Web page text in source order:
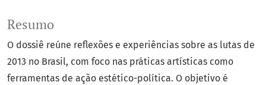
Resumo
O dossiê reúne reflexões e experiências sobre as lutas de
2013 no Brasil, com foco nas práticas artísticas como
ferramentas de ação estético-política. O objetivo é